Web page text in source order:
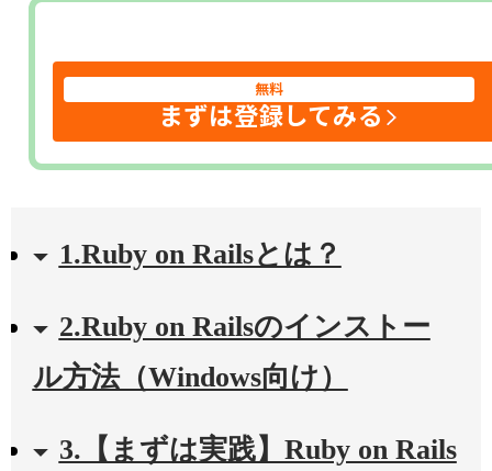
無料
まずは登録してみる
1.Ruby on Railsとは？
2.Ruby on Railsのインストー
ル方法（Windows向け）
3.【まずは実践】Ruby on Rails